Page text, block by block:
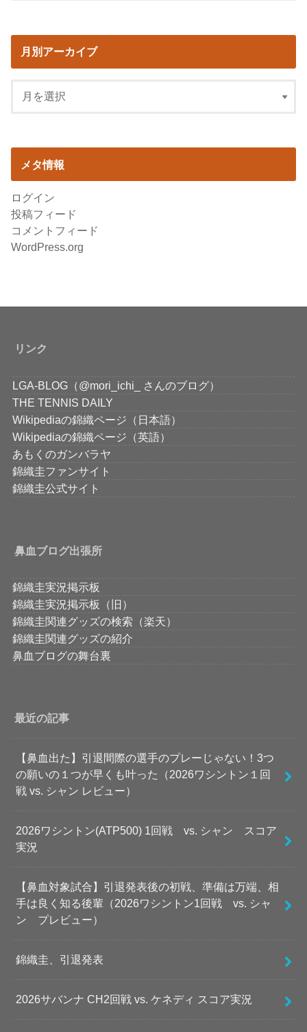
月別アーカイブ
メタ情報
ログイン
投稿フィード
コメントフィード
WordPress.org
リンク
LGA-BLOG（@mori_ichi_ さんのブログ）
THE TENNIS DAILY
Wikipediaの錦織ページ（日本語）
Wikipediaの錦織ページ（英語）
あもくのガンバラヤ
錦織圭ファンサイト
錦織圭公式サイト
鼻血ブログ出張所
錦織圭実況掲示板
錦織圭実況掲示板（旧）
錦織圭関連グッズの検索（楽天）
錦織圭関連グッズの紹介
鼻血ブログの舞台裏
最近の記事
【鼻血出た】引退間際の選手のプレーじゃない！3つ
の願いの１つが早くも叶った（2026ワシントン１回
戦 vs. シャン レビュー）
2026ワシントン(ATP500) 1回戦 vs. シャン スコア
実況
【鼻血対象試合】引退発表後の初戦、準備は万端、相
手は良く知る後輩（2026ワシントン1回戦 vs. シャ
ン プレビュー）
錦織圭、引退発表
2026サバンナ CH2回戦 vs. ケネディ スコア実況